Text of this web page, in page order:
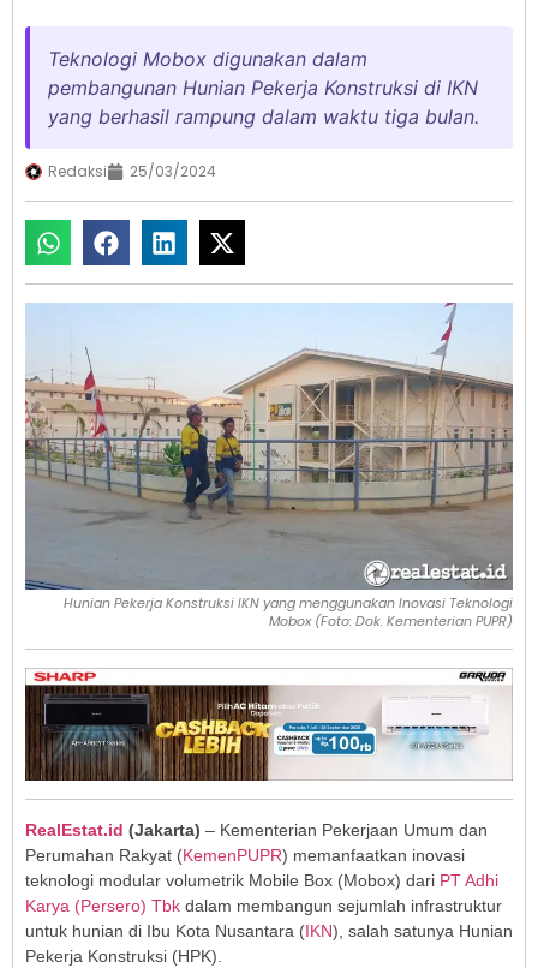
Teknologi Mobox digunakan dalam
pembangunan Hunian Pekerja Konstruksi di IKN
yang berhasil rampung dalam waktu tiga bulan.
Redaksi 25/03/2024
Hunian Pekerja Konstruksi IKN yang menggunakan Inovasi Teknologi
Mobox (Foto: Dok. Kementerian PUPR)
RealEstat.id (Jakarta) – Kementerian Pekerjaan Umum dan
Perumahan Rakyat (KemenPUPR) memanfaatkan inovasi
teknologi modular volumetrik Mobile Box (Mobox) dari PT Adhi
Karya (Persero) Tbk dalam membangun sejumlah infrastruktur
untuk hunian di Ibu Kota Nusantara (IKN), salah satunya Hunian
Pekerja Konstruksi (HPK).